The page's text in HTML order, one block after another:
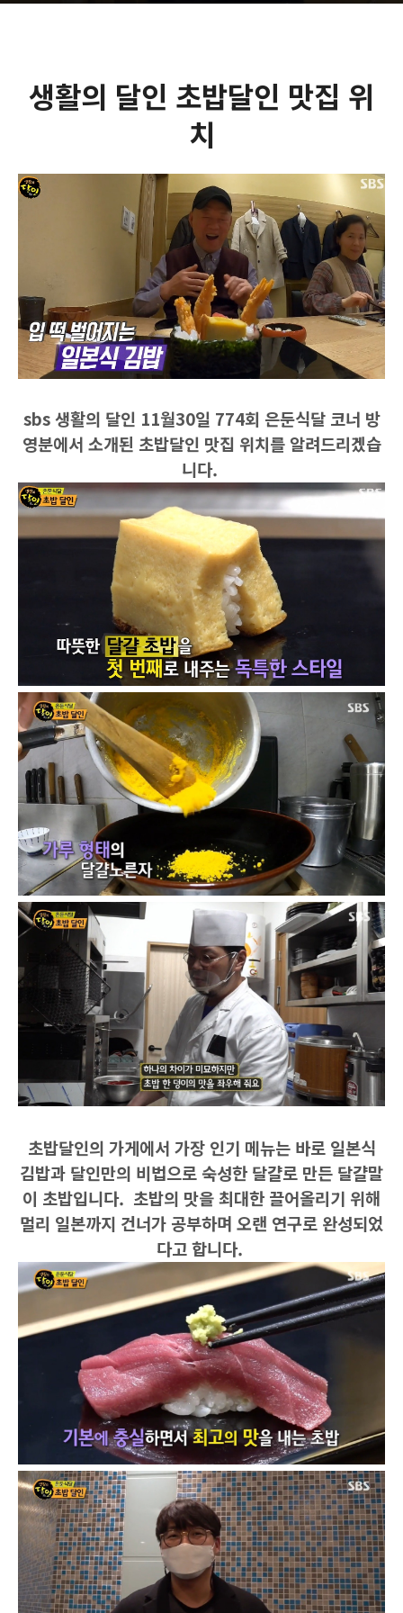
생활의 달인 초밥달인 맛집 위
치
sbs 생활의 달인 11월30일 774회 은둔식달 코너 방
영분에서 소개된 초밥달인 맛집 위치를 알려드리겠습
니다.
초밥달인의 가게에서 가장 인기 메뉴는 바로 일본식
김밥과 달인만의 비법으로 숙성한 달걀로 만든 달걀말
이 초밥입니다. 초밥의 맛을 최대한 끌어올리기 위해
멀리 일본까지 건너가 공부하며 오랜 연구로 완성되었
다고 합니다.